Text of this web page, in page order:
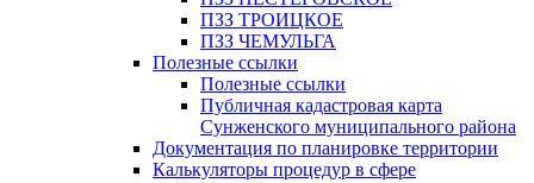
ПЗЗ ТРОИЦКОЕ
ПЗЗ ЧЕМУЛЬГА
Полезные ссылки
Полезные ссылки
Публичная кадастровая карта
Сунженского муниципального района
Документация по планировке территории
Калькуляторы процедур в сфере